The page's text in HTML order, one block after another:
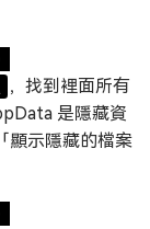
，找到裡面所有
是隱藏資
顯示隱藏的檔案